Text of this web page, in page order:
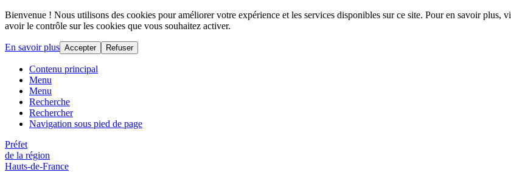
Bienvenue ! Nous utilisons des cookies pour améliorer votre expérience et les services disponibles sur ce site. Pour en savoir plus,
avoir le contrôle sur les cookies que vous souhaitez activer.
En savoir plus Accepter Refuser
Contenu principal
Menu
Menu
Recherche
Rechercher
Navigation sous pied de page
Préfet
de la région
Hauts-de-France